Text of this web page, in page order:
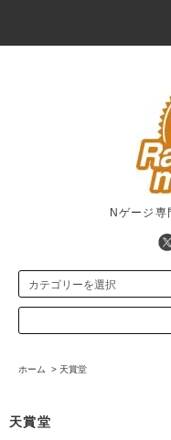
Nゲージ
ホーム > 天賞堂
天賞堂